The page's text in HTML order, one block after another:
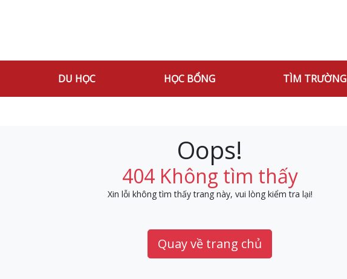
DU HỌC HỌC BỔNG TÌM TRƯỜNG
Oops!
404 Không tìm thấy
Xin lỗi không tìm thấy trang này, vui lòng kiểm tra lại!
Quay về trang chủ